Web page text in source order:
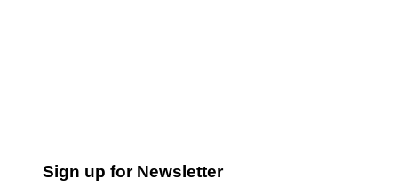
Sign up for Newsletter